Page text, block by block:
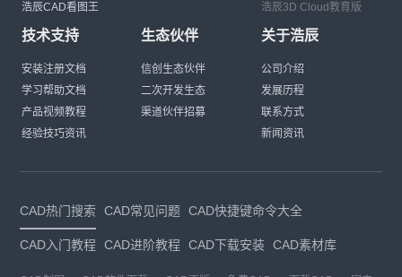
浩辰CAD看图王
浩辰3D Cloud教育版
技术支持
安装注册文档
学习帮助文档
产品视频教程
经验技巧资讯
生态伙伴
信创生态伙伴
二次开发生态
渠道伙伴招募
关于浩辰
公司介绍
发展历程
联系方式
新闻资讯
CAD热门搜索 CAD常见问题 CAD快捷键命令大全
CAD入门教程 CAD进阶教程 CAD下载安装 CAD素材库